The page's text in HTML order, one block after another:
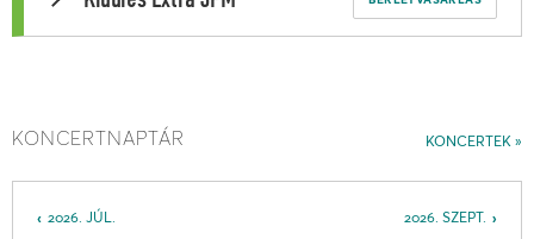
KONCERTEK
KONCERTNAPTÁR
2026. SZEPT.
2026. JÚL.